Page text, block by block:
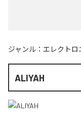
ジャンル： エレクトロ
ALIYAH